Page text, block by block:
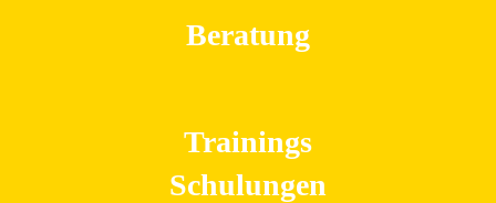
Beratung
Trainings
Schulungen